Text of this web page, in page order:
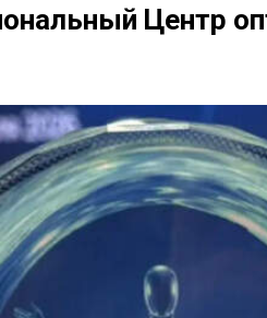
Центр